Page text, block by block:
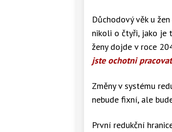
Důchodový věk u
nikoli o čtyři, jako je
ženy dojde v roce
jste ochotni
Změny v systému
nebude fixní, ale
První redukční